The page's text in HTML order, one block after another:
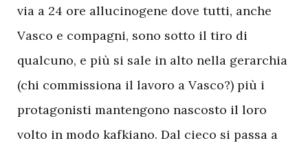
via a 24 ore allucinogene dove tutti, anche
Vasco e compagni, sono sotto il tiro di
qualcuno, e più si sale in alto nella gerarchia
(chi commissiona il lavoro a Vasco?) più i
protagonisti mantengono nascosto il loro
volto in modo kafkiano. Dal cieco si passa a